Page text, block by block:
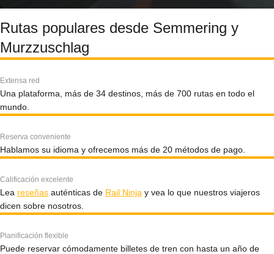
Rutas populares desde Semmering y
Murzzuschlag
Extensa red
Una plataforma, más de 34 destinos, más de 700 rutas en todo el
mundo.
Reserva conveniente
Hablamos su idioma y ofrecemos más de 20 métodos de pago.
Calificación excelente
Lea reseñas auténticas de Rail Ninja y vea lo que nuestros viajeros
dicen sobre nosotros.
Planificación flexible
Puede reservar cómodamente billetes de tren con hasta un año de